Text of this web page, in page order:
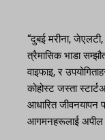
“दुबई मरीना,
त्रैमासिक भाडा
वाइफाइ, र
कोहोस्ट जस्ता
आधारित जीवनयापन
आगमनहरूलाई अपील